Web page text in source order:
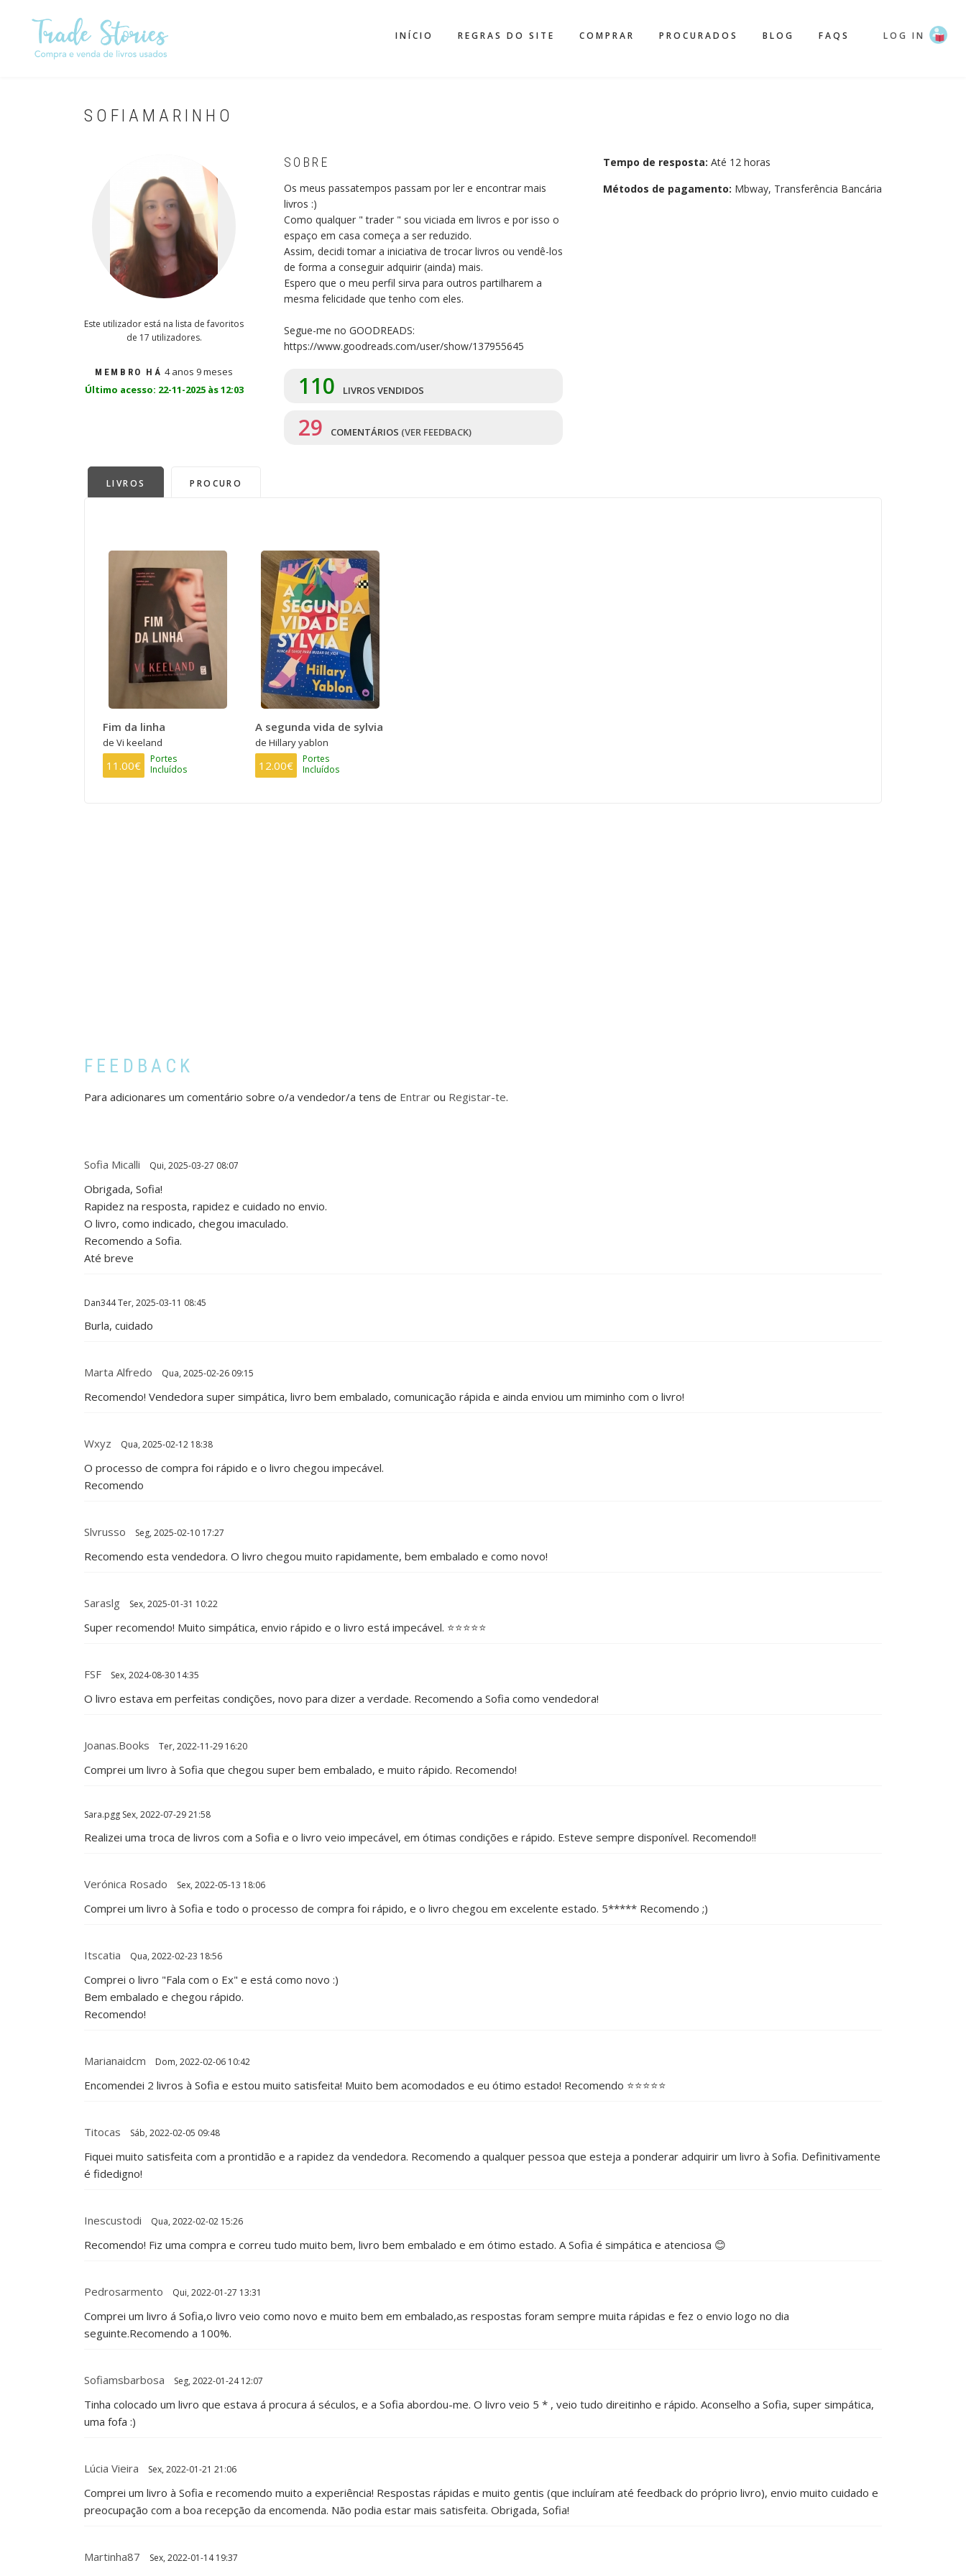
conteúdo
INÍCIO REGRAS DO SITE COMPRAR PROCURADOS BLOG FAQS LOG IN
SOFIAMARINHO
Este utilizador está na lista de favoritos
de 17 utilizadores.
MEMBRO HÁ 4 anos 9 meses
Último acesso: 22-11-2025 às 12:03
SOBRE
Os meus passatempos passam por ler e encontrar mais
livros :)
Como qualquer " trader " sou viciada em livros e por isso o
espaço em casa começa a ser reduzido.
Assim, decidi tomar a iniciativa de trocar livros ou vendê-los
de forma a conseguir adquirir (ainda) mais.
Espero que o meu perfil sirva para outros partilharem a
mesma felicidade que tenho com eles.
Segue-me no GOODREADS:
https://www.goodreads.com/user/show/137955645
110 LIVROS VENDIDOS
29 COMENTÁRIOS (VER FEEDBACK)
Tempo de resposta: Até 12 horas
Métodos de pagamento: Mbway, Transferência Bancária
LIVROS PROCURO
Fim da linha
de Vi keeland
11.00€
Portes
Incluídos
A segunda vida de sylvia
de Hillary yablon
12.00€
Portes
Incluídos
FEEDBACK
Para adicionares um comentário sobre o/a vendedor/a tens de Entrar ou Registar-te.
Sofia Micalli Qui, 2025-03-27 08:07
Obrigada, Sofia!
Rapidez na resposta, rapidez e cuidado no envio.
O livro, como indicado, chegou imaculado.
Recomendo a Sofia.
Até breve
Dan344Ter, 2025-03-11 08:45
Burla, cuidado
Marta Alfredo Qua, 2025-02-26 09:15
Recomendo! Vendedora super simpática, livro bem embalado, comunicação rápida e ainda enviou um miminho com o livro!
Wxyz Qua, 2025-02-12 18:38
O processo de compra foi rápido e o livro chegou impecável.
Recomendo
Slvrusso Seg, 2025-02-10 17:27
Recomendo esta vendedora. O livro chegou muito rapidamente, bem embalado e como novo!
Saraslg Sex, 2025-01-31 10:22
Super recomendo! Muito simpática, envio rápido e o livro está impecável. ⭐️⭐️⭐️⭐️⭐️
FSF Sex, 2024-08-30 14:35
O livro estava em perfeitas condições, novo para dizer a verdade. Recomendo a Sofia como vendedora!
Joanas.books Ter, 2022-11-29 16:20
Comprei um livro à Sofia que chegou super bem embalado, e muito rápido. Recomendo!
Sara.pgg Sex, 2022-07-29 21:58
Realizei uma troca de livros com a Sofia e o livro veio impecável, em ótimas condições e rápido. Esteve sempre disponível. Recomendo!!
Verónica Rosado Sex, 2022-05-13 18:06
Comprei um livro à Sofia e todo o processo de compra foi rápido, e o livro chegou em excelente estado. 5***** Recomendo ;)
Itscatia Qua, 2022-02-23 18:56
Comprei o livro "Fala com o Ex" e está como novo :)
Bem embalado e chegou rápido.
Recomendo!
Marianaidcm Dom, 2022-02-06 10:42
Encomendei 2 livros à Sofia e estou muito satisfeita! Muito bem acomodados e eu ótimo estado! Recomendo ⭐️⭐️⭐️⭐️⭐️
Titocas Sáb, 2022-02-05 09:48
Fiquei muito satisfeita com a prontidão e a rapidez da vendedora. Recomendo a qualquer pessoa que esteja a ponderar adquirir um livro à Sofia. Definitivamente
é fidedigno!
Inescustodi Qua, 2022-02-02 15:26
Recomendo! Fiz uma compra e correu tudo muito bem, livro bem embalado e em ótimo estado. A Sofia é simpática e atenciosa 😊
Pedrosarmento Qui, 2022-01-27 13:31
Comprei um livro á Sofia,o livro veio como novo e muito bem em embalado,as respostas foram sempre muita rápidas e fez o envio logo no dia
seguinte.Recomendo a 100%.
Sofiamsbarbosa Seg, 2022-01-24 12:07
Tinha colocado um livro que estava á procura á séculos, e a Sofia abordou-me. O livro veio 5 * , veio tudo direitinho e rápido. Aconselho a Sofia, super simpática,
uma fofa :)
Lúcia Vieira Sex, 2022-01-21 21:06
Comprei um livro à Sofia e recomendo muito a experiência! Respostas rápidas e muito gentis (que incluíram até feedback do próprio livro), envio muito cuidado e
preocupação com a boa recepção da encomenda. Não podia estar mais satisfeita. Obrigada, Sofia!
Martinha87 Sex, 2022-01-14 19:37